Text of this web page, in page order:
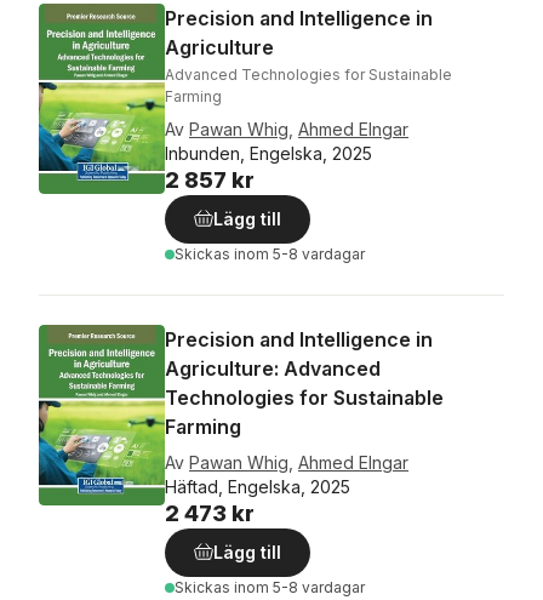
Precision and Intelligence in
Agriculture
Advanced Technologies for Sustainable
Farming
Av Pawan Whig Ahmed Elngar
Inbunden, Engelska, 2025
2 857 kr
Lägg till
Skickas inom 5-8 vardagar
Precision and Intelligence in
Agriculture: Advanced
Technologies for Sustainable
Farming
Av Pawan Whig Ahmed Elngar
Häftad, Engelska, 2025
2 473 kr
Lägg till
Skickas inom 5-8 vardagar